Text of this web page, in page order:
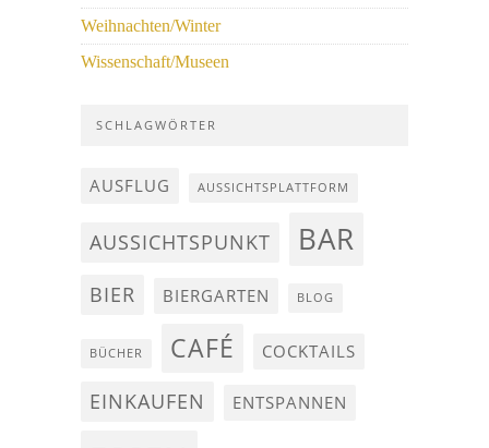
Weihnachten/Winter
Wissenschaft/Museen
SCHLAGWÖRTER
AUSFLUG AUSSICHTSPLATTFORM
AUSSICHTSPUNKT BAR
BIER BIERGARTEN BLOG
BÜCHER CAFÉ COCKTAILS
EINKAUFEN ENTSPANNEN